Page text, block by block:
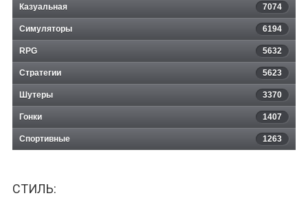
Казуальная 7074
Симуляторы 6194
RPG 5632
Стратегии 5623
Шутеры 3370
Гонки 1407
Спортивные 1263
СТИЛЬ: